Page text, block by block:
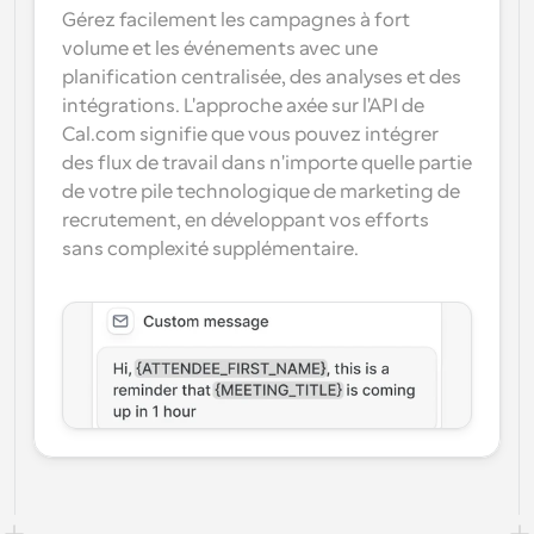
Gérez facilement les campagnes à fort
volume et les événements avec une
planification centralisée, des analyses et des
intégrations. L'approche axée sur l'API de
Cal.com signifie que vous pouvez intégrer
des flux de travail dans n'importe quelle partie
de votre pile technologique de marketing de
recrutement, en développant vos efforts
sans complexité supplémentaire.